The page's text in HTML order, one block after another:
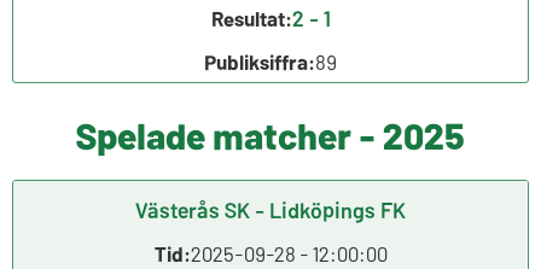
Resultat:2 - 1
Publiksiffra:89
Spelade matcher - 2025
Västerås SK - Lidköpings FK
Tid:2025-09-28 - 12:00:00